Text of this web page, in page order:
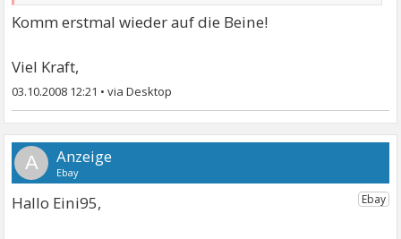
Komm erstmal wieder auf die Beine!
Viel Kraft,
03.10.2008 12:21 •
A
Hallo Eini95,